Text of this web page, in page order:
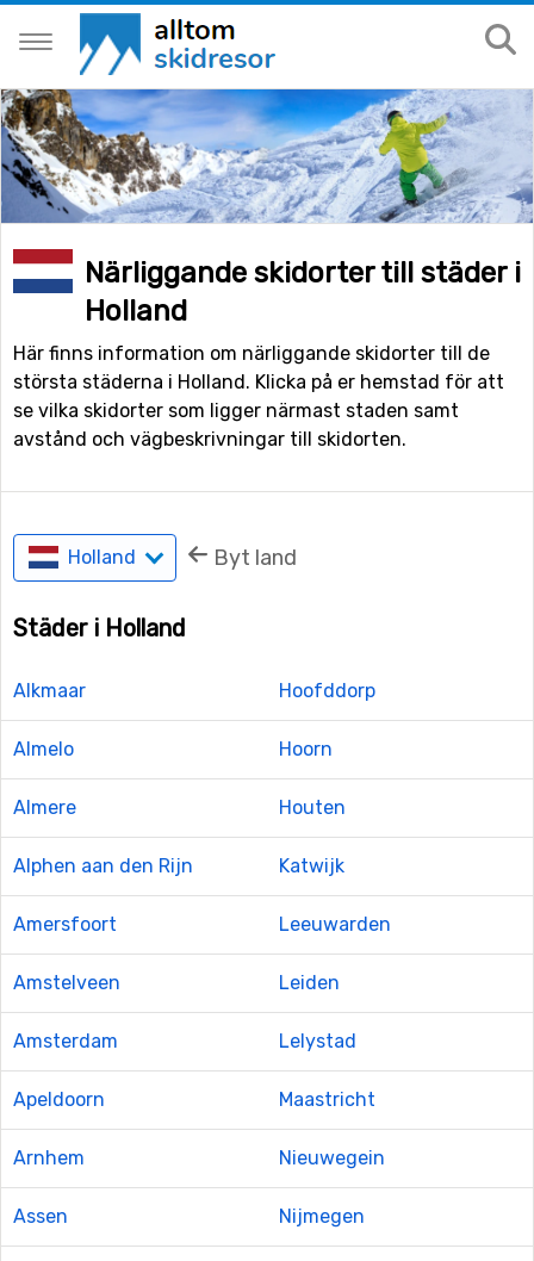
Närliggande skidorter till städer i
Holland
Här finns information om närliggande skidorter till de
största städerna i Holland. Klicka på er hemstad för att
se vilka skidorter som ligger närmast staden samt
avstånd och vägbeskrivningar till skidorten.
Holland Byt land
Städer i Holland
Alkmaar
Almelo
Almere
Alphen aan den Rijn
Amersfoort
Amstelveen
Amsterdam
Apeldoorn
Arnhem
Assen
Hoofddorp
Hoorn
Houten
Katwijk
Leeuwarden
Leiden
Lelystad
Maastricht
Nieuwegein
Nijmegen